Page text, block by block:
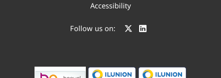
Accessibility
Follow us on: